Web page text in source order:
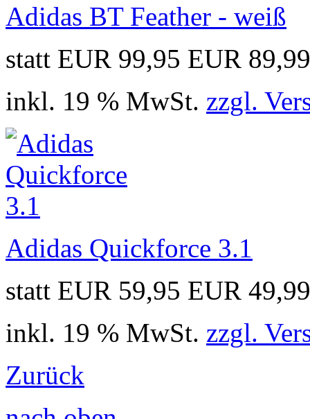
Adidas BT Feather - weiß
statt EUR 99,95 EUR
inkl. 19 % MwSt. zzgl.
Adidas Quickforce 3.1
statt EUR 59,95 EUR
inkl. 19 % MwSt. zzgl.
Zurück